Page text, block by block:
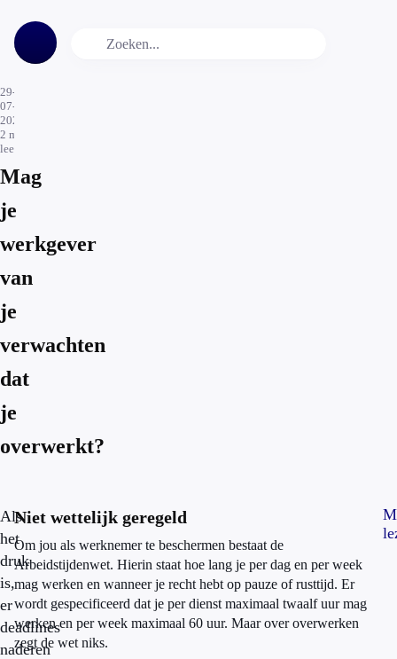
29-
07-
2024
2 min.
leestijd
Mag
je
werkgever
van
je
verwachten
dat
je
overwerkt?
Als
het
druk
is,
er
deadlines
naderen
Niet wettelijk geregeld
Om jou als werknemer te beschermen bestaat de
Arbeidstijdenwet. Hierin staat hoe lang je per dag en per week
mag werken en wanneer je recht hebt op pauze of rusttijd. Er
wordt gespecificeerd dat je per dienst maximaal twaalf uur mag
werken en per week maximaal 60 uur. Maar over overwerken
zegt de wet niks.